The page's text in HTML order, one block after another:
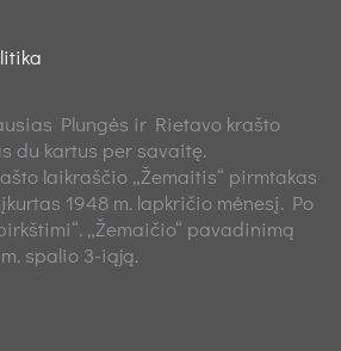
Plungės ir Rietavo krašto
du kartus per savaitę.
laikraščio „Žemaitis“ pirmtakas
1948 m. lapkričio mėnesį. Po
„Žemaičio“ pavadinimą
spalio 3-iąją.